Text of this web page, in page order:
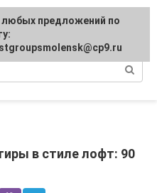
в стиле лофт: 90
предложений по